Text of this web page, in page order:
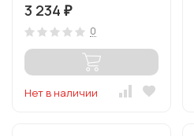
3 234 ₽
0
Нет в наличии